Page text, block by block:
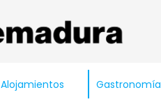
Alojamientos Gastronomía